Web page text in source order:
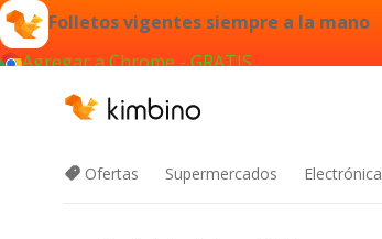
Folletos vigentes siempre a la mano
Agregar a Chrome - GRATIS
Ofertas Supermercados Electrónica